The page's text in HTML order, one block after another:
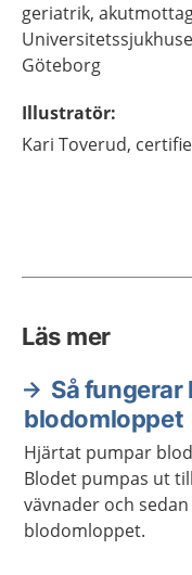
geriatrik,
Göteborg
Illustratör:
Kari Toverud,
Läs mer
Så
blodomloppet
Hjärtat pumpar
Blodet pumpas ut
vävnader och
blodomloppet.